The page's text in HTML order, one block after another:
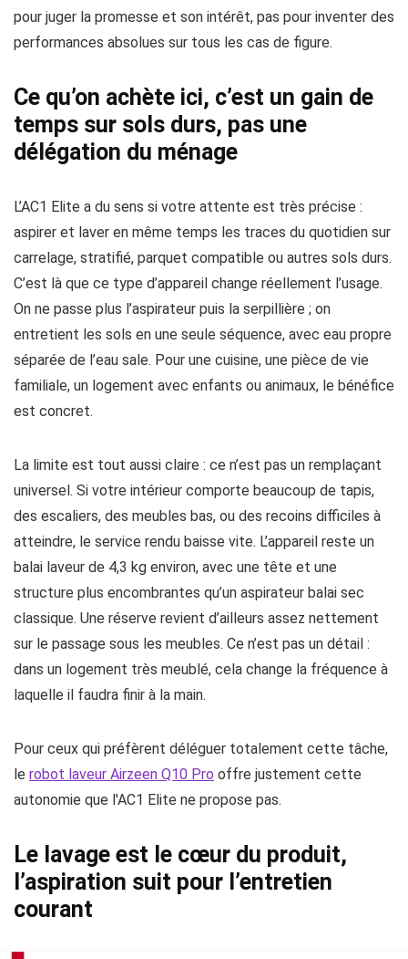
pour juger la promesse et son intérêt, pas pour inventer des
performances absolues sur tous les cas de figure.
Ce qu’on achète ici, c’est un gain de
temps sur sols durs, pas une
délégation du ménage
L’AC1 Elite a du sens si votre attente est très précise :
aspirer et laver en même temps les traces du quotidien sur
carrelage, stratifié, parquet compatible ou autres sols durs.
C’est là que ce type d’appareil change réellement l’usage.
On ne passe plus l’aspirateur puis la serpillière ; on
entretient les sols en une seule séquence, avec eau propre
séparée de l’eau sale. Pour une cuisine, une pièce de vie
familiale, un logement avec enfants ou animaux, le bénéfice
est concret.
La limite est tout aussi claire : ce n’est pas un remplaçant
universel. Si votre intérieur comporte beaucoup de tapis,
des escaliers, des meubles bas, ou des recoins difficiles à
atteindre, le service rendu baisse vite. L’appareil reste un
balai laveur de 4,3 kg environ, avec une tête et une
structure plus encombrantes qu’un aspirateur balai sec
classique. Une réserve revient d’ailleurs assez nettement
sur le passage sous les meubles. Ce n’est pas un détail :
dans un logement très meublé, cela change la fréquence à
laquelle il faudra finir à la main.
Pour ceux qui préfèrent déléguer totalement cette tâche,
le robot laveur Airzeen Q10 Pro offre justement cette
autonomie que l'AC1 Elite ne propose pas.
Le lavage est le cœur du produit,
l’aspiration suit pour l’entretien
courant